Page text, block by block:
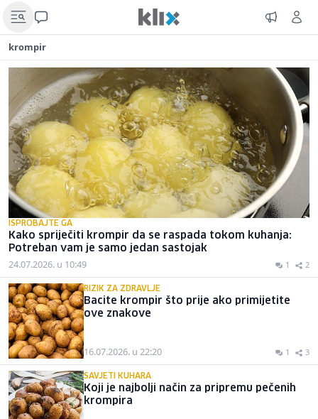
krompir
ISPROBAJTE GA
Kako spriječiti krompir da se raspada tokom kuhanja:
Potreban vam je samo jedan sastojak
24.07.2026. u 10:49 1 2
RIZIK ZA ZDRAVLJE
Bacite krompir što prije ako primijetite
ove znakove
16.07.2026. u 22:20 1 3
SAVJETI KUHARA
Koji je najbolji način za pripremu pečenih
krompira